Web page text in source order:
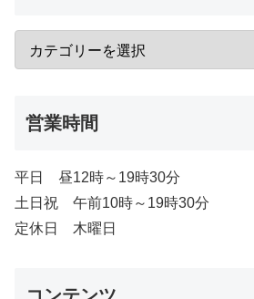
営業時間
平日 昼12時～19時30分
土日祝 午前10時～19時30分
定休日 木曜日